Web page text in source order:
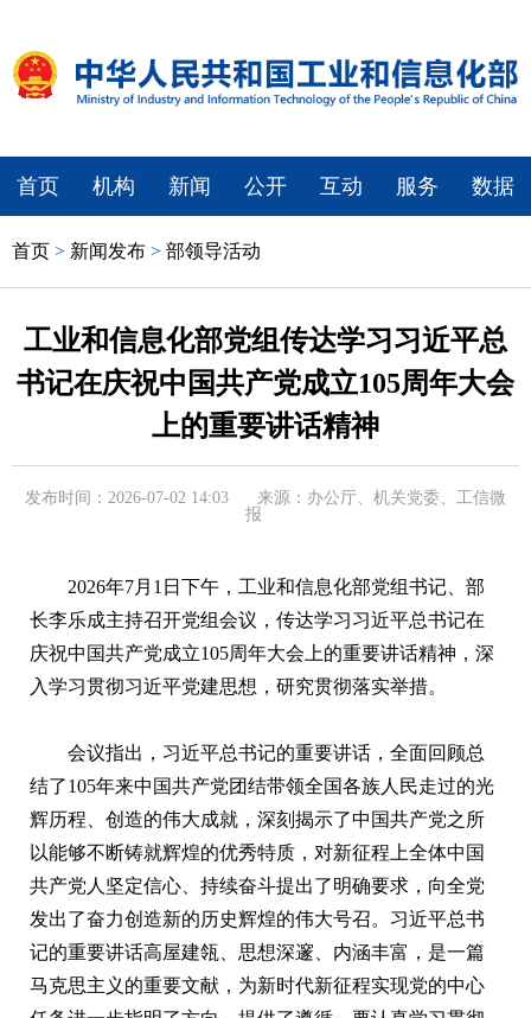
首页 机构 新闻 公开 互动 服务 数据
首页 > 新闻发布 > 部领导活动
工业和信息化部党组传达学习习近平总
书记在庆祝中国共产党成立105周年大会
上的重要讲话精神
发布时间：2026-07-02 14:03
来源：办公厅、机关党委、工信微
报
2026年7月1日下午，工业和信息化部党组书记、部
长李乐成主持召开党组会议，传达学习习近平总书记在
庆祝中国共产党成立105周年大会上的重要讲话精神，深
入学习贯彻习近平党建思想，研究贯彻落实举措。
会议指出，习近平总书记的重要讲话，全面回顾总
结了105年来中国共产党团结带领全国各族人民走过的光
辉历程、创造的伟大成就，深刻揭示了中国共产党之所
以能够不断铸就辉煌的优秀特质，对新征程上全体中国
共产党人坚定信心、持续奋斗提出了明确要求，向全党
发出了奋力创造新的历史辉煌的伟大号召。习近平总书
记的重要讲话高屋建瓴、思想深邃、内涵丰富，是一篇
马克思主义的重要文献，为新时代新征程实现党的中心